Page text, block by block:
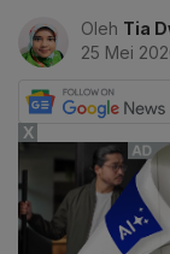
Oleh Tia
25 Mei
X